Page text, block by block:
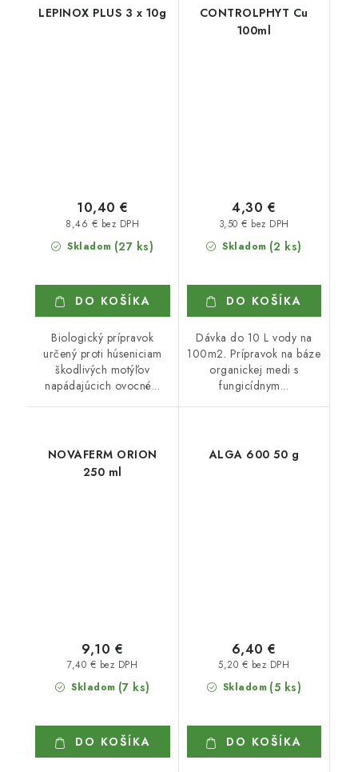
LEPINOX PLUS 3 x 10g
Skladom (27 ks)
8,46 € bez DPH
10,40 €
DO KOŠÍKA
Biologický prípravok
určený proti húseniciam
škodlivých motýľov
napádajúcich ovocné...
CONTROLPHYT Cu
100ml
Skladom (2 ks)
3,50 € bez DPH
4,30 €
DO KOŠÍKA
Dávka do 10 L vody na
100m2. Prípravok na báze
organickej medi s
fungicídnym...
NOVAFERM ORION
250 ml
Skladom (7 ks)
7,40 € bez DPH
9,10 €
DO KOŠÍKA
ALGA 600 50 g
Skladom (5 ks)
5,20 € bez DPH
6,40 €
DO KOŠÍKA